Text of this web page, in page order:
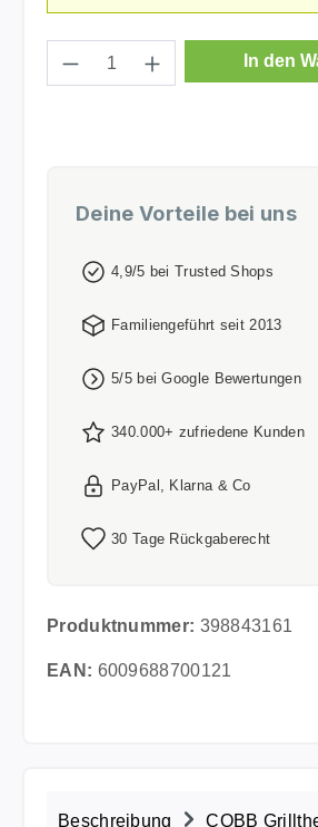
Produkt Anzahl: Gib
In den
Deine Vorteile bei uns
4,9/5 bei Trusted Shops
Familiengeführt seit 2013
5/5 bei Google Bewertungen
340.000+ zufriedene Kunden
PayPal, Klarna & Co
30 Tage Rückgaberecht
Produktnummer: 398843161
EAN: 6009688700121
Beschreibung COBB